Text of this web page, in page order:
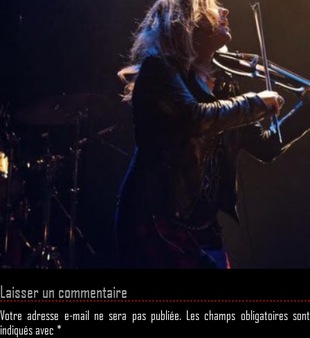
Laisser un commentaire
Votre adresse e-mail ne sera pas publiée. Les champs obligatoires sont
indiqués avec *